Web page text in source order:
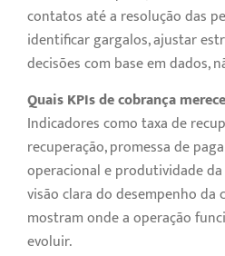
contatos até a resolução das
identificar gargalos, ajustar
decisões com base em dados,
Quais KPIs de cobrança
Indicadores como taxa de
recuperação, promessa de
operacional e produtividade
visão clara do desempenho da
mostram onde a operação
evoluir.